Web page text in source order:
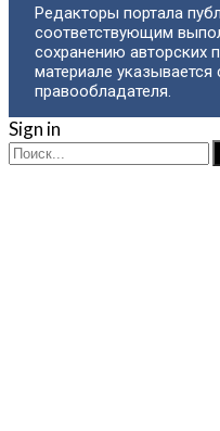
Редакторы портала
соответствующим
сохранению авторских
материале
правообладателя.
Sign in